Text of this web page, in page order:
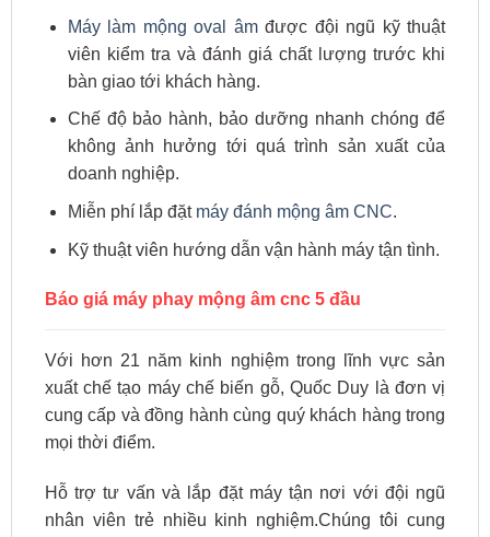
Máy làm mộng oval âmđược đội ngũ kỹ thuật
viên kiểm tra và đánh giá chất lượng trước khi
bàn giao tới khách hàng.
Chế độ bảo hành, bảo dưỡng nhanh chóng để
không ảnh hưởng tới quá trình sản xuất của
doanh nghiệp.
Miễn phí lắp đặt máy đánh mộng âm CNC.
Kỹ thuật viên hướng dẫn vận hành máy tận tình.
Báo giá máy phay mộng âm cnc 5 đầu
Với hơn 21 năm kinh nghiệm trong lĩnh vực sản
xuất chế tạo máy chế biến gỗ, Quốc Duy là đơn vị
cung cấp và đồng hành cùng quý khách hàng trong
mọi thời điểm.
Hỗ trợ tư vấn và lắp đặt máy tận nơi với đội ngũ
nhân viên trẻ nhiều kinh nghiệm.Chúng tôi cung